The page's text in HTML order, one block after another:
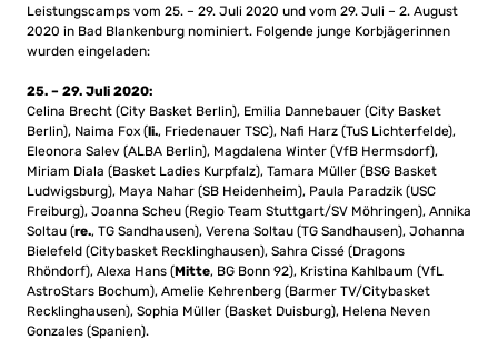
Leistungscamps vom 25. – 29. Juli 2020 und vom 29. Juli – 2. August
2020 in Bad Blankenburg nominiert. Folgende junge Korbjägerinnen
wurden eingeladen:
25. – 29. Juli 2020:
Celina Brecht (City Basket Berlin), Emilia Dannebauer (City Basket
Berlin), Naima Fox (li., Friedenauer TSC), Nafi Harz (TuS Lichterfelde),
Eleonora Salev (ALBA Berlin), Magdalena Winter (VfB Hermsdorf),
Miriam Diala (Basket Ladies Kurpfalz), Tamara Müller (BSG Basket
Ludwigsburg), Maya Nahar (SB Heidenheim), Paula Paradzik (USC
Freiburg), Joanna Scheu (Regio Team Stuttgart/SV Möhringen), Annika
Soltau (re., TG Sandhausen), Verena Soltau (TG Sandhausen), Johanna
Bielefeld (Citybasket Recklinghausen), Sahra Cissé (Dragons
Rhöndorf), Alexa Hans (Mitte, BG Bonn 92), Kristina Kahlbaum (VfL
AstroStars Bochum), Amelie Kehrenberg (Barmer TV/Citybasket
Recklinghausen), Sophia Müller (Basket Duisburg), Helena Neven
Gonzales (Spanien).